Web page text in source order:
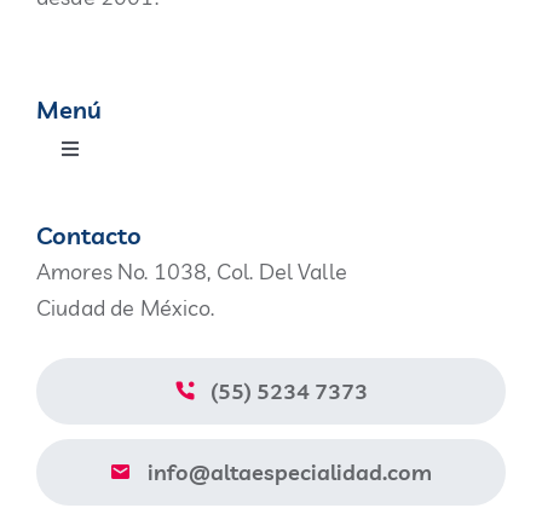
Menú
Toggle
Contacto
Amores No. 1038, Col. Del Valle
Ciudad de México.
(55) 5234 7373
info@altaespecialidad.com